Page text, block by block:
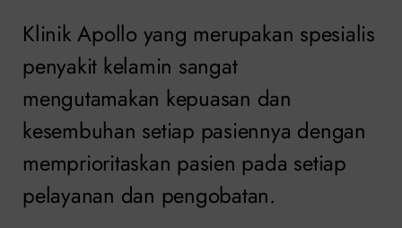
Klinik Apollo yang merupakan spesialis
penyakit kelamin sangat
mengutamakan kepuasan dan
kesembuhan setiap pasiennya dengan
memprioritaskan pasien pada setiap
pelayanan dan pengobatan.